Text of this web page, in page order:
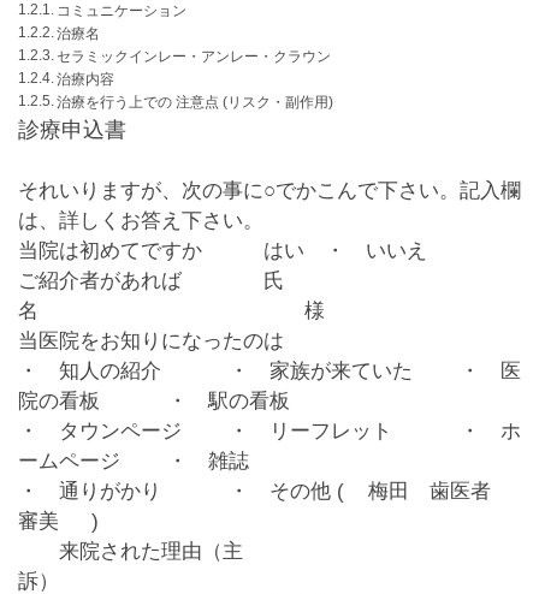
コミュニケーション
治療名
セラミックインレー・アンレー・クラウン
治療内容
治療を行う上での 注意点 (リスク・副作用)
診療申込書
それいりますが、次の事に○でかこんで下さい。記入欄
は、詳しくお答え下さい。
当院は初めてですか
はい
・ いいえ
ご紹介者があれば 氏
名 様
当医院をお知りになったのは
・ 知人の紹介 ・ 家族が来ていた ・ 医
院の看板 ・ 駅の看板
・ タウンページ ・ リーフレット ・ ホ
ームページ ・ 雑誌
・ 通りがかり ・ その他 ( 梅田 歯医者
審美
)
来院された理由（主
訴）